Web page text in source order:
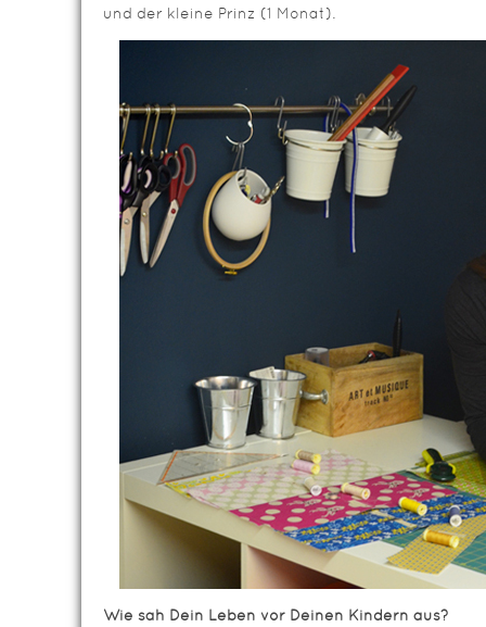
und der kleine Prinz (1 Monat).
Wie sah Dein Leben vor Deinen Kindern aus?